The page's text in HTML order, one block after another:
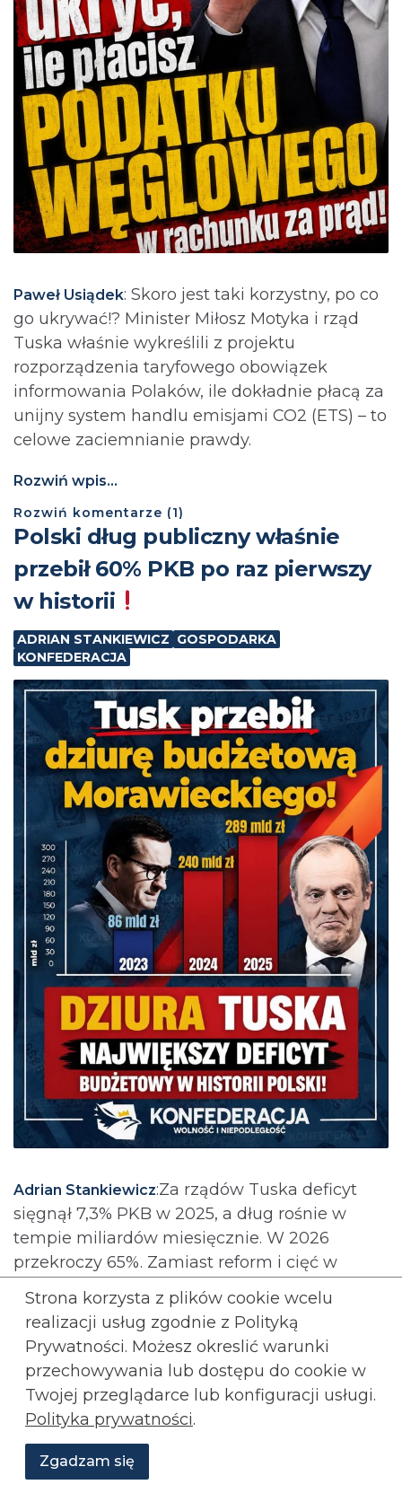
Paweł Usiądek: Skoro jest taki korzystny, po co
go ukrywać!? Minister Miłosz Motyka i rząd
Tuska właśnie wykreślili z projektu
rozporządzenia taryfowego obowiązek
informowania Polaków, ile dokładnie płacą za
unijny system handlu emisjami CO2 (ETS) – to
celowe zaciemnianie prawdy.
Rozwiń wpis...
Rozwiń komentarze (1)
Polski dług publiczny właśnie
przebił 60% PKB po raz pierwszy
w historii
ADRIAN STANKIEWICZ GOSPODARKA
KONFEDERACJA
Adrian Stankiewicz:Za rządów Tuska deficyt
sięgnął 7,3% PKB w 2025, a dług rośnie w
tempie miliardów miesięcznie. W 2026
przekroczy 65%. Zamiast reform i cięć w
marnotrawstwie kolejne pożyczki na
rozdawnictwo.
Skomentuj
Polacy zmuszani do zamykania
firm, Ukraińcy przejmują ich
sprzęt
Strona korzysta z plików cookie wcelu
realizacji usług zgodnie z Polityką
Prywatności. Możesz okreslić warunki
przechowywania lub dostępu do cookie w
Twojej przeglądarce lub konfiguracji usługi.
Polityka prywatności.
Zgadzam się